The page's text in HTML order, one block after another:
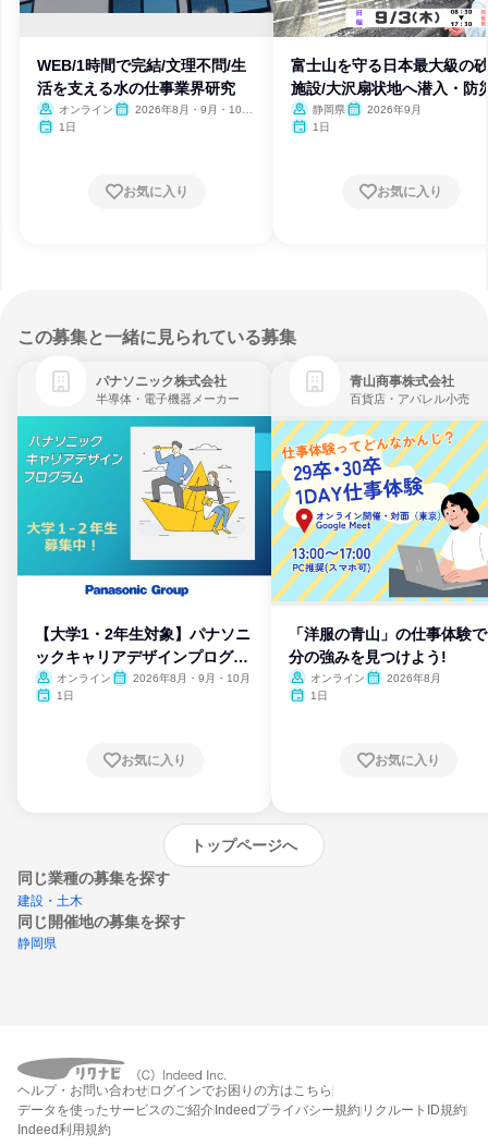
WEB/1時間で完結/文理不問/生
活を支える水の仕事業界研究
オンライン
2026年8月・9月・10
1日
お気に入り
富士山を守る日本最大級の
施設/大沢扇状地へ潜入・防
験 静岡県
2026年9月
1日
お気に入り
この募集と一緒に見られている募集
パナソニック株式会社
半導体・電子機器メーカー
【大学1・2年生対象】パナソニ
ックキャリアデザインプログラ
ム
オンライン
2026年8月・9月・10月
1日
お気に入り
青山商事株式会社
百貨店・アパレル小売
「洋服の青山」の仕事体験
分の強みを見つけよう!
オンライン
2026年8月
1日
お気に入り
トップページへ
同じ業種の募集を探す
建設・土木
同じ開催地の募集を探す
静岡県
エントリーするとプログラムの詳細案内を
受け取れるようになります
ヘルプ・お問い合わせ ログインでお困りの方はこちら
データを使ったサービスのご紹介 Indeedプライバシー規約 リクルートID規約
Indeed利用規約